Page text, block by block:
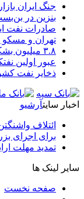
جنگ ایران
بنزین در
صادرات نفت
تهران و مسکو
۳.۸ میلیون بشکه نفت خام ایران از محاصره آمریکا عبور کرد
عبور اولین
ذخایر نفت کشورهای
اخبار سایتآرشیو
ائتلاف
برای اجرای
تمدید مهلت
سایر لینک ها
صفحه نخست